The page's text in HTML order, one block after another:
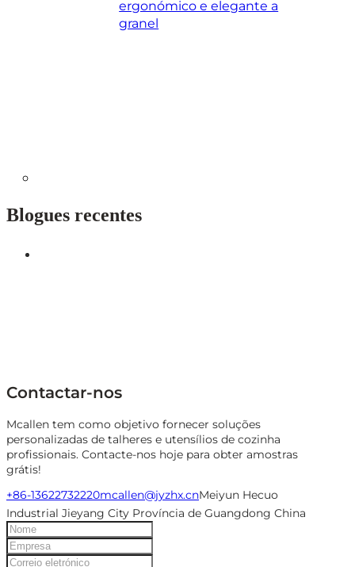
ergonómico e elegante a
granel
Blogues recentes
Contactar-nos
Mcallen tem como objetivo fornecer soluções
personalizadas de talheres e utensílios de cozinha
profissionais. Contacte-nos hoje para obter amostras
grátis!
+86-13622732220mcallen@jyzhx.cnMeiyun Hecuo
Industrial Jieyang City Província de Guangdong China